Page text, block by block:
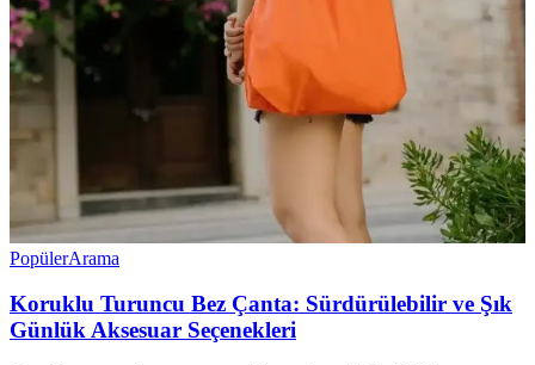
PopülerArama
Koruklu Turuncu Bez Çanta: Sürdürülebilir ve Şık
Günlük Aksesuar Seçenekleri